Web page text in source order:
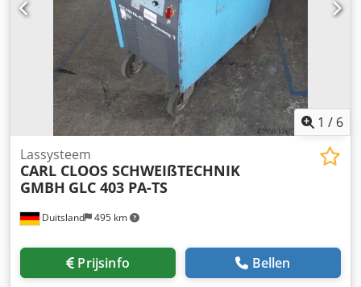
1 / 6
Duitsland 495 km
Lassysteem
CARL CLOOS SCHWEIßTECHNIK
GMBH GLC 403 PA-TS
Prijsinfo Bellen